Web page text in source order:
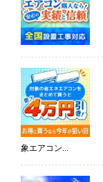
象エアコン...